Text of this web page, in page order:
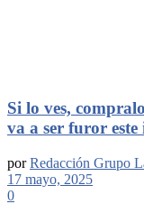
Si lo ves,
va a ser furor
por Redacción Grupo
17 mayo, 2025
0